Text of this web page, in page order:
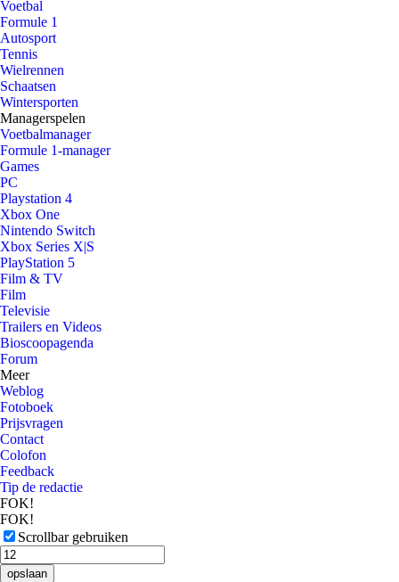
Voetbal
Formule 1
Autosport
Tennis
Wielrennen
Schaatsen
Wintersporten
Managerspelen
Voetbalmanager
Formule 1-manager
Games
PC
Playstation 4
Xbox One
Nintendo Switch
Xbox Series X|S
PlayStation 5
Film & TV
Film
Televisie
Trailers en Videos
Bioscoopagenda
Forum
Meer
Weblog
Fotoboek
Prijsvragen
Contact
Colofon
Feedback
Tip de redactie
FOK!
FOK!
Scrollbar gebruiken
opslaan